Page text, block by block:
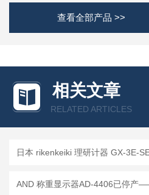
查看全部产品 >>
相关文章
RELATED ARTICLES